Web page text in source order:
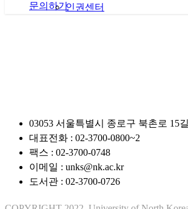
인권센터
문의하기
03053 서울특별시 종로구 북촌로 15
대표전화 : 02-3700-0800~2
팩스 : 02-3700-0748
이메일 : unks@nk.ac.kr
도서관 : 02-3700-0726